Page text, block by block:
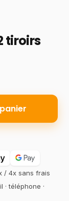
tiroirs
/ 4x sans frais
· téléphone ·